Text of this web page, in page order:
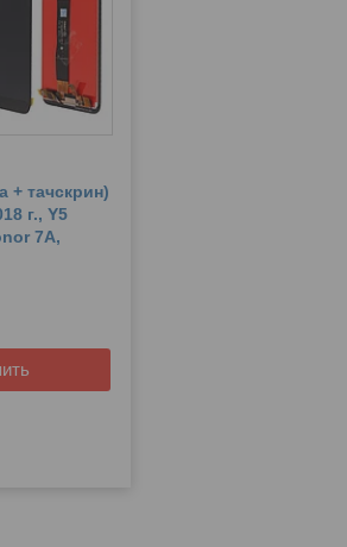
+ тачскрин)
г., Y5
7A,